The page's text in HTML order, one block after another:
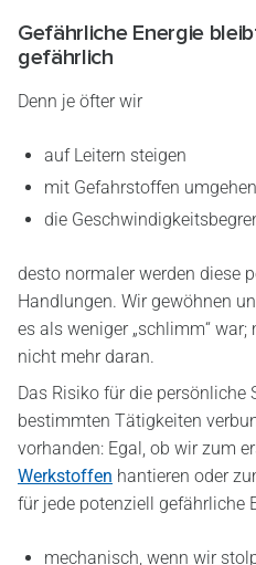
Gefährliche Energie
gefährlich
Denn je öfter wir
auf Leitern steigen
mit Gefahrstoffen umgehen
die
desto normaler werden diese
Handlungen. Wir gewöhnen
es als weniger „schlimm“
nicht mehr daran.
Das Risiko für die persönliche
bestimmten Tätigkeiten
vorhanden: Egal, ob wir zum
Werkstoffen hantieren oder
für jede potenziell gefährliche
mechanisch, wenn wir